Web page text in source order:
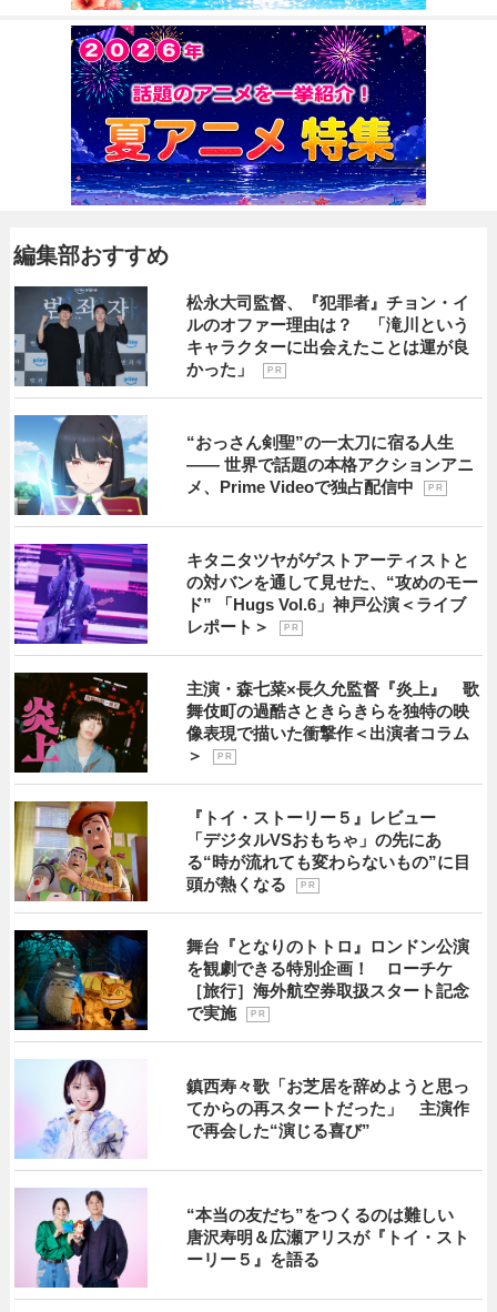
編集部おすすめ
松永大司監督、『犯罪者』チョン・イ
ルのオファー理由は？ 「滝川という
キャラクターに出会えたことは運が良
かった」
P R
“おっさん剣聖”の一太刀に宿る人生
―― 世界で話題の本格アクションアニ
メ、Prime Videoで独占配信中
P R
キタニタツヤがゲストアーティストと
の対バンを通して見せた、“攻めのモー
ド” 「Hugs Vol.6」神戸公演＜ライブ
レポート＞
P R
主演・森七菜×長久允監督『炎上』 歌
舞伎町の過酷さときらきらを独特の映
像表現で描いた衝撃作＜出演者コラム
＞
P R
『トイ・ストーリー５』レビュー
「デジタルVSおもちゃ」の先にあ
る“時が流れても変わらないもの”に目
頭が熱くなる
P R
舞台『となりのトトロ』ロンドン公演
を観劇できる特別企画！ ローチケ
［旅行］海外航空券取扱スタート記念
で実施
P R
鎮西寿々歌「お芝居を辞めようと思っ
てからの再スタートだった」 主演作
で再会した“演じる喜び”
“本当の友だち”をつくるのは難しい
唐沢寿明＆広瀬アリスが『トイ・スト
ーリー５』を語る